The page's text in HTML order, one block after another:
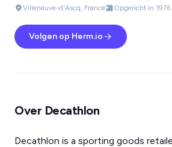
Villeneuve-d'Ascq, France
Opgericht in 1976
Volgen op Herm.io
Over Decathlon
Decathlon is a sporting goods